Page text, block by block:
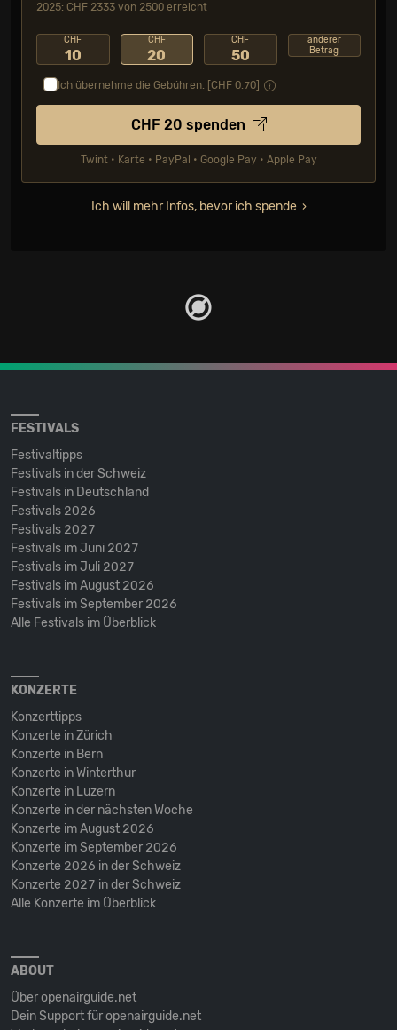
2025: CHF 2333 von 2500 erreicht
CHF
10
CHF
20
CHF
50
anderer
Betrag
Ich übernehme die Gebühren. [CHF 0.70
CHF 20 spenden
Twint • Karte • PayPal • Google Pay • Apple Pay
Ich will mehr Infos, bevor ich spende
FESTIVALS
Festivaltipps
Festivals in der Schweiz
Festivals in Deutschland
Festivals 2026
Festivals 2027
Festivals im Juni 2027
Festivals im Juli 2027
Festivals im August 2026
Festivals im September 2026
Alle Festivals im Überblick
KONZERTE
Konzerttipps
Konzerte in Zürich
Konzerte in Bern
Konzerte in Winterthur
Konzerte in Luzern
Konzerte in der nächsten Woche
Konzerte im August 2026
Konzerte im September 2026
Konzerte 2026 in der Schweiz
Konzerte 2027 in der Schweiz
Alle Konzerte im Überblick
ABOUT
Über openairguide.net
Dein Support für openairguide.net